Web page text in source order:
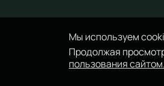
Мы используем
Продолжая
пользования сайтом.
© 2014 - 2026 Арт-